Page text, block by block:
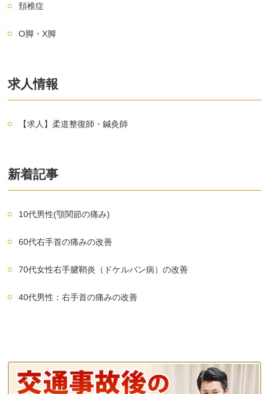
頚椎症
O脚・X脚
求人情報
【求人】柔道整復師・鍼灸師
新着記事
10代男性(顎関節の痛み)
60代右手首の痛みの改善
70代女性右手腱鞘炎（ドケルバン病）の改善
40代男性：右手首の痛みの改善